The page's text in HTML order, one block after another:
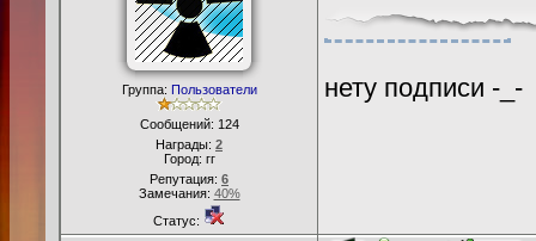
Группа: Пользователи
Сообщений: 124
Награды: 2
Город: гг
Репутация: 6
Замечания: 40%
Статус:
нету подписи -_-